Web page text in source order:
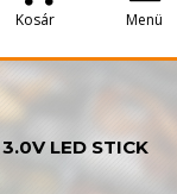
Kosár Menü
3.0V LED STICK